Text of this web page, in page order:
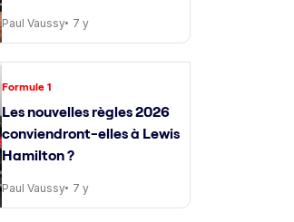
Paul Vaussy 7 y
Formule 1
Les nouvelles règles 2026
conviendront-elles à Lewis
Hamilton ?
Paul Vaussy 7 y